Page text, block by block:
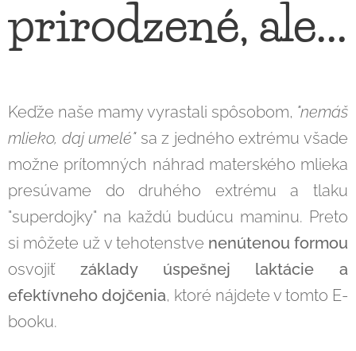
prirodzené, ale...
Keďže naše mamy vyrastali spôsobom, "nemáš
mlieko, daj umelé"sa z jedného extrému všade
možne prítomných náhrad materského mlieka
presúvame do druhého extrému a tlaku
"superdojky" na každú budúcu maminu. Preto
si môžete už v tehotenstve nenútenou formou
osvojiť základy úspešnej laktácie a
efektívneho dojčenia, ktoré nájdete v tomto E-
booku.